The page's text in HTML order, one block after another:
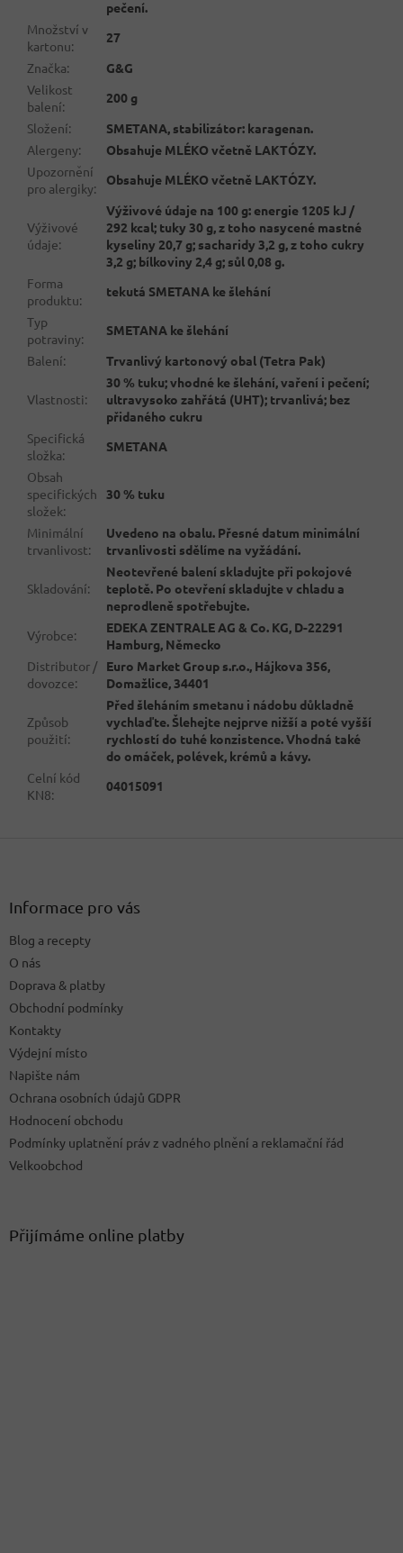
pečení.
Množství v
kartonu:
27
Značka:
G&G
Velikost
balení:
200 g
Složení:
SMETANA, stabilizátor: karagenan.
Alergeny:
Obsahuje MLÉKO včetně LAKTÓZY.
Upozornění
pro alergiky:
Obsahuje MLÉKO včetně LAKTÓZY.
Výživové
údaje:
Výživové údaje na 100 g: energie 1205 kJ /
292 kcal; tuky 30 g, z toho nasycené mastné
kyseliny 20,7 g; sacharidy 3,2 g, z toho cukry
3,2 g; bílkoviny 2,4 g; sůl 0,08 g.
Forma
produktu:
tekutá SMETANA ke šlehání
Typ
potraviny:
SMETANA ke šlehání
Balení: Trvanlivý kartonový obal (Tetra Pak)
Vlastnosti:
30 % tuku; vhodné ke šlehání, vaření i pečení;
ultravysoko zahřátá (UHT); trvanlivá; bez
přidaného cukru
Specifická
složka:
SMETANA
Obsah
specifických
složek:
30 % tuku
Minimální
trvanlivost:
Uvedeno na obalu. Přesné datum minimální
trvanlivosti sdělíme na vyžádání.
Skladování:
Neotevřené balení skladujte při pokojové
teplotě. Po otevření skladujte v chladu a
neprodleně spotřebujte.
Výrobce:
EDEKA ZENTRALE AG & Co. KG, D-22291
Hamburg, Německo
Distributor /
dovozce:
Euro Market Group s.r.o., Hájkova 356,
Domažlice, 34401
Způsob
použití:
Před šleháním smetanu i nádobu důkladně
vychlaďte. Šlehejte nejprve nižší a poté vyšší
rychlostí do tuhé konzistence. Vhodná také
do omáček, polévek, krémů a kávy.
Celní kód
KN8:
04015091
Informace pro vás
Blog a recepty
O nás
Doprava & platby
Obchodní podmínky
Kontakty
Výdejní místo
Napište nám
Ochrana osobních údajů GDPR
Hodnocení obchodu
Podmínky uplatnění práv z vadného plnění a reklamační řád
Velkoobchod
Přijímáme online platby